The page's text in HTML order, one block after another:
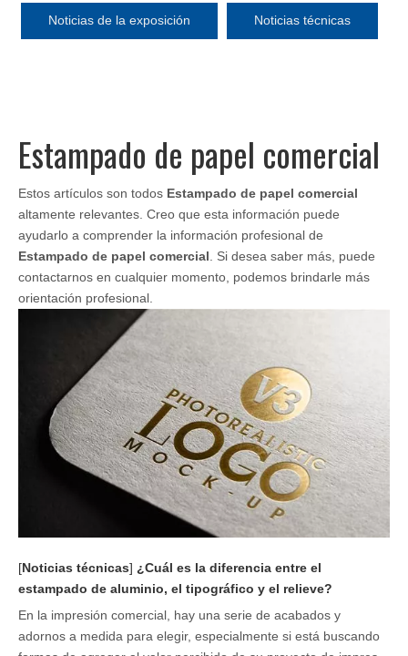
Noticias de la exposición Noticias técnicas
Estampado de papel comercial
Estos artículos son todos Estampado de papel comercial
altamente relevantes. Creo que esta información puede
ayudarlo a comprender la información profesional de
Estampado de papel comercial . Si desea saber más, puede
contactarnos en cualquier momento, podemos brindarle más
orientación profesional.
[Noticias técnicas] ¿Cuál es la diferencia entre el
estampado de aluminio, el tipográfico y el relieve?
En la impresión comercial, hay una serie de acabados y
adornos a medida para elegir, especialmente si está buscando